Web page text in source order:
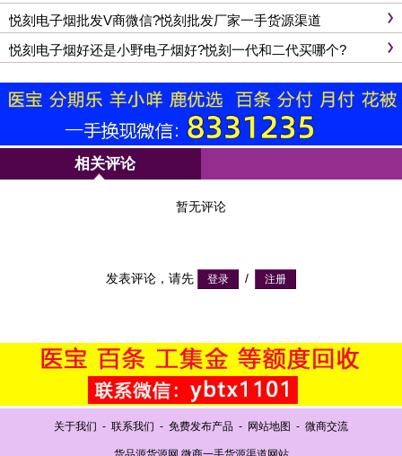
悦刻电子烟批发V商微信?悦刻批发厂家一手货源渠道
悦刻电子烟好还是小野电子烟好?悦刻一代和二代买哪个?
相关评论
暂无评论
发表评论，请先 /
关于我们 - 联系我们 - 免费发布产品 - 网站地图 - 微商交流